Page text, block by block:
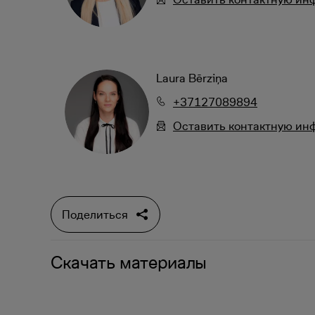
Laura Bērziņa
+37127089894
Oставить контактную
Поделиться
Скачать материалы